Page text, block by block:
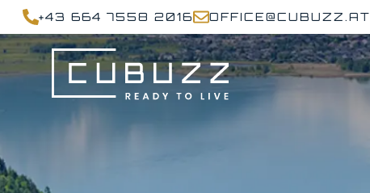
MENÜ
AKTUELLE
IMMOBILIEN
+43 664 7558 2016 OFFICE@CUBUZZ.AT